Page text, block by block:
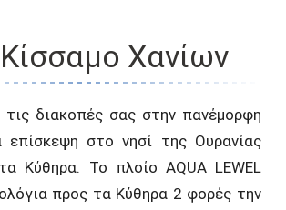
Χανίων
τις διακοπές σας στην πανέμορφη
επίσκεψη στο νησί της Ουρανίας
Κύθηρα. Το πλοίο AQUA LEWEL
προς τα Κύθηρα 2 φορές την